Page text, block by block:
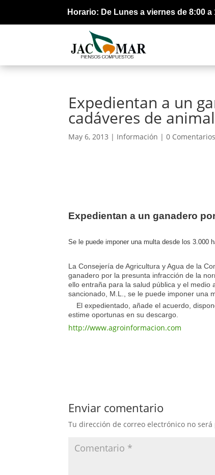
Horario: De Lunes a viernes de 8:00 a
Expedientan a un
cadáveres de
May 6, 2013 | Información |0 Comentarios
Expedientan a un ganadero
Se le puede imponer una multa desde los 3.000
La Consejería de Agricultura y Agua de la
ganadero por la presunta infracción de la
ello entraña para la salud pública y el
sancionado, M.L., se le puede imponer una
El expedientado, añade el acuerdo,
estime oportunas en su descargo.
http://www.agroinformacion.com
Enviar comentario
Tu dirección de correo electrónico no